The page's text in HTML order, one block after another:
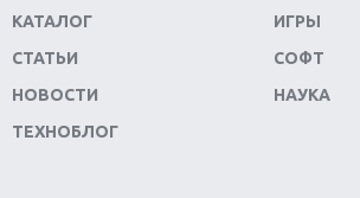
Switch
Обзор игры The Crew 2: покорение
Важнейшие анонсы E3 2018
КАТАЛОГ
СТАТЬИ
НОВОСТИ
ТЕХНОБЛОГ
ИГРЫ
СОФТ
НАУКА